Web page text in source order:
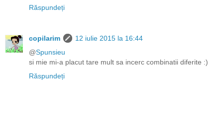
Răspundeți
copilarim
12 iulie 2015 la 16:44
@Spunsieu
si mie mi-a placut tare mult sa incerc combinatii diferite :)
Răspundeți